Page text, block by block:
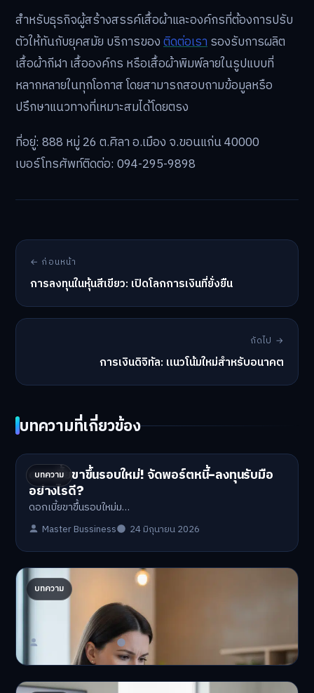
สำหรับธุรกิจผู้สร้างสรรค์เสื้อผ้าและองค์กรที่ต้องการปรับ
ตัวให้ทันกับยุคสมัย บริการของติดต่อเรารองรับการผลิต
เสื้อผ้ากีฬา เสื้อองค์กร หรือเสื้อผ้าพิมพ์ลายในรูปแบบที่
หลากหลายในทุกโอกาส โดยสามารถสอบถามข้อมูลหรือ
ปรึกษาแนวทางที่เหมาะสมได้โดยตรง
ที่อยู่: 888 หมู่ 26 ต.ศิลา อ.เมือง จ.ขอนแก่น 40000
เบอร์โทรศัพท์ติดต่อ: 094-295-9898
← ก่อนหน้า
การลงทุนในหุ้นสีเขียว: เปิดโลกการเงินที่ยั่งยืน
ถัดไป →
การเงินดิจิทัล: แนวโน้มใหม่สำหรับอนาคต
บทความที่เกี่ยวข้อง
บทความ
ดอกเบี้ยขาขึ้นรอบใหม่! จัดพอร์ตหนี้-ลงทุนรับมือ
อย่างไรดี?
ดอกเบี้ยขาขึ้นรอบใหม่ม…
Master Bussiness 24 มิถุนายน 2026
บทความ
ปรับพอร์ตรับ ‘เงินดิจิทัล 2.0’ จัดสรรงบอย่างไรไม่
ให้พัง
'เงินดิจิทัล 2.0' มาแล…
Master Bussiness 23 มิถุนายน 2026